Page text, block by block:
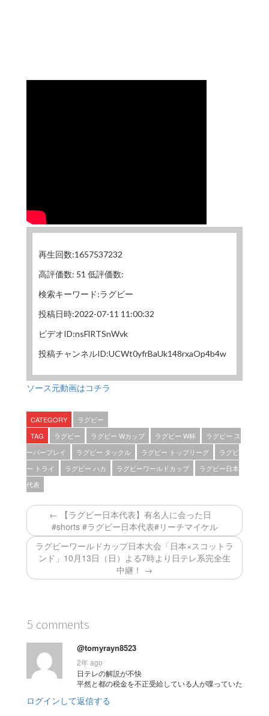
再生回数:1657537232
高評価数: 51 低評価数:
検索キーワード:ラグビー
投稿日時:2022-07-11 11:00:32
ビデオID:nsFlRTSnWvk
投稿チャンネルID:UCWt0yfrBaUk148rxaOp4b4w
ソース元動画はコチラ
CATEGORY
ラグビー
TAG
ラグビー ラグビー Wカップ ラグビー W杯
ラグビー ス
ーパープレイ
ラグビー タックル ラグビー トップリーグ
ラグビ
ー トライ
ラグビー ハカ ラグビーワールドカップ
ラグビー日本
代表
← 【ラグビー日本代表】有名人に会った日
#shorts #ラグビー日本代表#リーチマイケル
ラグビーワールドカップ日本大会「日本×スコットラ
ンド」10月13日（日）よる7時より日テレ系完全生
中継！ →
5 comments
@tomyrayn8523
2年 ago
日テレの解説が不快
平然と都の税金を不正受給している人が喋っていた
ログインして返信する